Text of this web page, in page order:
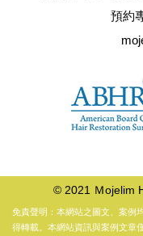
預約
© 2021 Ｍojelim
免責聲明：本網站之圖文、案例
得轉載。本網站資訊與案例文章